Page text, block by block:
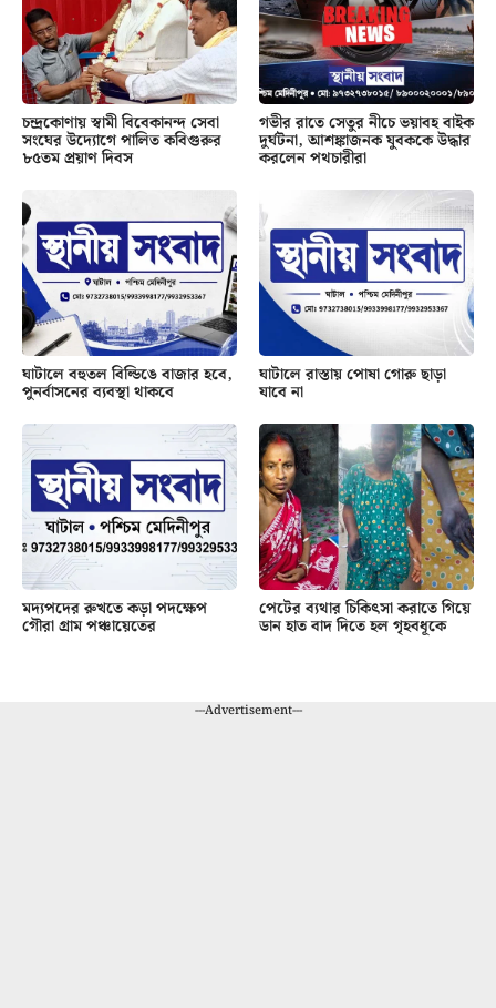
চন্দ্রকোণায় স্বামী বিবেকানন্দ সেবা
সংঘের উদ্যোগে পালিত কবিগুরুর
৮৫তম প্রয়াণ দিবস
গভীর রাতে সেতুর নীচে ভয়াবহ বাইক
দুর্ঘটনা, আশঙ্কাজনক যুবককে উদ্ধার
করলেন পথচারীরা
ঘাটালে বহুতল বিল্ডিঙে বাজার হবে,
পুনর্বাসনের ব্যবস্থা থাকবে
ঘাটালে রাস্তায় পোষা গোরু ছাড়া
যাবে না
মদ্যপদের রুখতে কড়া পদক্ষেপ
গৌরা গ্রাম পঞ্চায়েতের
পেটের ব্যথার চিকিৎসা করাতে গিয়ে
ডান হাত বাদ দিতে হল গৃহবধূকে
---Advertisement---